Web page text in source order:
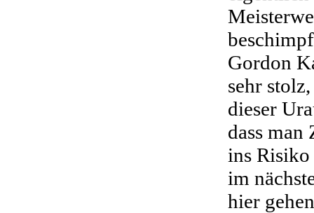
Gordon
sehr
dieser
dass
ins
im
hier